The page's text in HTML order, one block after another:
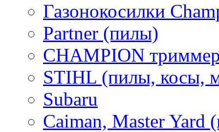
Газонокосилки
Partner (пилы)
CHAMPION
STIHL (пилы, косы,
Subaru
Caiman, Master Yard